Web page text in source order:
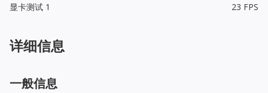
显卡测试 1
23 FPS
详细信息
一般信息